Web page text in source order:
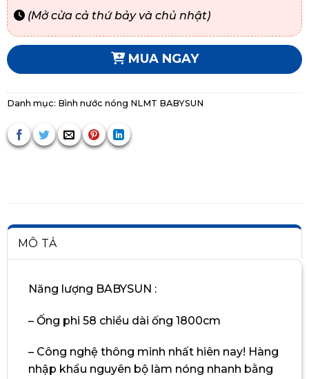
(Mở cửa cả thứ bảy và chủ nhật)
MUA NGAY
Danh mục: Bình nước nóng NLMT BABYSUN
MÔ TẢ
Năng lượng BABYSUN :
– Ống phi 58 chiều dài ống 1800cm
– Công nghệ thông minh nhất hiên nay! Hàng
nhập khẩu nguyên bộ làm nóng nhanh bằng